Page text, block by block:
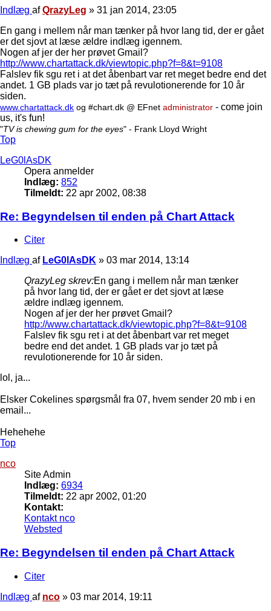
Indlæg afQrazyLeg » 31 jan 2014, 23:05
En gang i mellem når man tænker på hvor lang tid, der er gået
er det sjovt at læse ældre indlæg igennem.
Nogen af jer der her prøvet Gmail?
http://www.chartattack.dk/viewtopic.php?f=8&t=9108
Falslev fik sgu ret i at det åbenbart var ret meget bedre end det
andet. 1 GB plads var jo tæt på revulotionerende for 10 år
siden.
www.chartattack.dk og #chart.dk @ EFnet administrator - come join
us, it's fun!
"TV is chewing gum for the eyes" - Frank Lloyd Wright
Top
LeG0lAsDK
Opera anmelder
Indlæg: 852
Tilmeldt: 22 apr 2002, 08:38
Re: Begyndelsen til enden på Chart Attack
Citer
Indlæg af LeG0lAsDK » 03 mar 2014, 13:14
QrazyLeg skrev:En gang i mellem når man tænker
på hvor lang tid, der er gået er det sjovt at læse
ældre indlæg igennem.
Nogen af jer der her prøvet Gmail?
http://www.chartattack.dk/viewtopic.php?f=8&t=9108
Falslev fik sgu ret i at det åbenbart var ret meget
bedre end det andet. 1 GB plads var jo tæt på
revulotionerende for 10 år siden.
lol, ja...
Elsker Cokelines spørgsmål fra 07, hvem sender 20 mb i en
email...
Hehehehe
Top
nco
Site Admin
Indlæg: 6934
Tilmeldt: 22 apr 2002, 01:20
Kontakt:
Kontakt nco
Websted
Re: Begyndelsen til enden på Chart Attack
Citer
Indlæg af nco » 03 mar 2014, 19:11